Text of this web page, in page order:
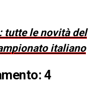
tutte le novità del
italiano
4